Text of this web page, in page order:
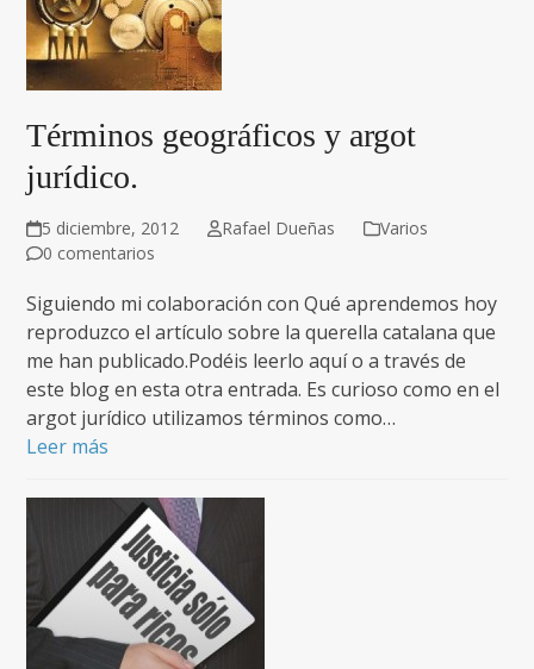
Términos geográficos y argot
jurídico.
5 diciembre, 2012 Rafael Dueñas
Varios
0 comentarios
Siguiendo mi colaboración con Qué aprendemos hoy
reproduzco el artículo sobre la querella catalana que
me han publicado.Podéis leerlo aquí o a través de
este blog en esta otra entrada. Es curioso como en el
argot jurídico utilizamos términos como…
Leer más